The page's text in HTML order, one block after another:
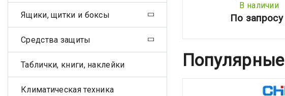
В наличии
По запросу
Ящики, щитки и боксы
Средства защиты
Таблички, книги, наклейки
Климатическая техника